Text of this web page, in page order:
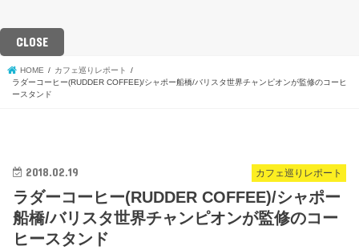
CLOSE
HOME
カフェ巡りレポート
ラダーコーヒー(RUDDER COFFEE)/シャポー船橋/バリスタ世界チャンピオンが監修のコーヒ
ースタンド
カフェ巡りレポート
2018.02.19
ラダーコーヒー(RUDDER COFFEE)/シャポー
船橋/バリスタ世界チャンピオンが監修のコー
ヒースタンド